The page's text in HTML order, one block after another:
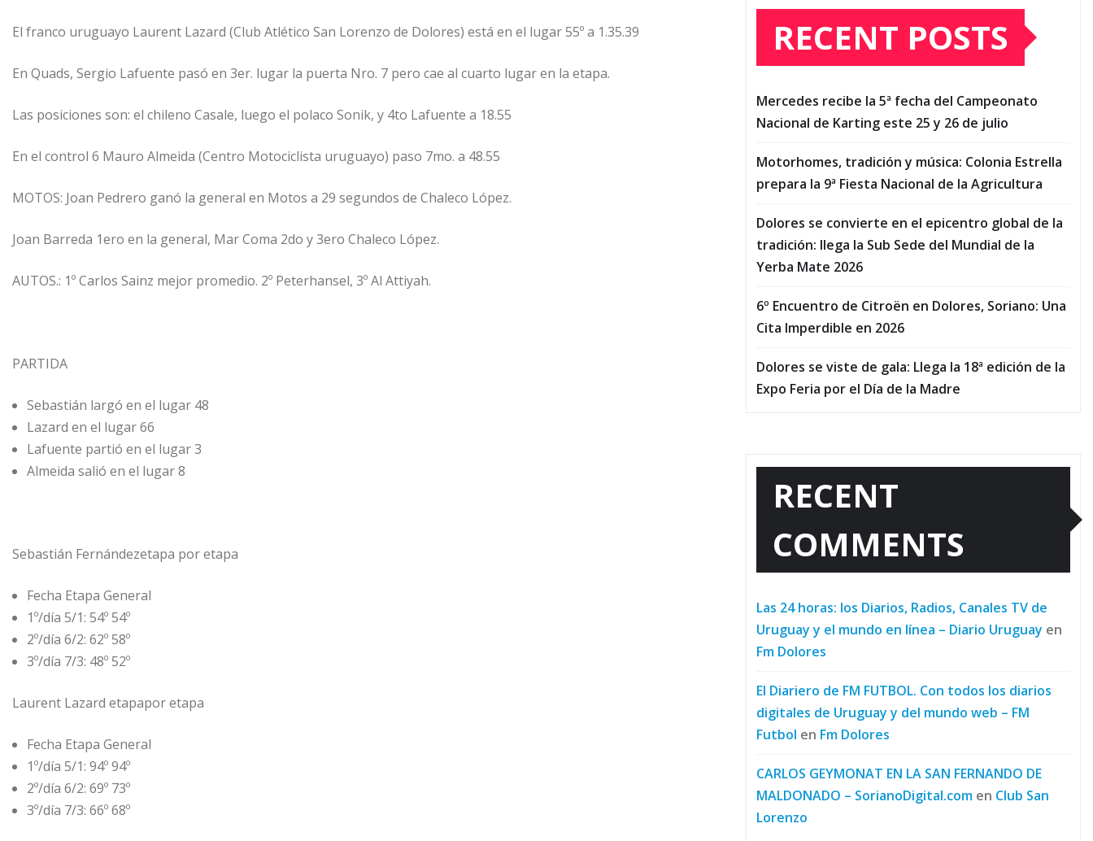
El franco uruguayo Laurent Lazard (Club Atlético San Lorenzo de Dolores) está en el lugar 55º a 1.35.39
En Quads, Sergio Lafuente pasó en 3er. lugar la puerta Nro. 7 pero cae al cuarto lugar en la etapa.
Las posiciones son: el chileno Casale, luego el polaco Sonik, y 4to Lafuente a 18.55
En el control 6 Mauro Almeida (Centro Motociclista uruguayo) paso 7mo. a 48.55
MOTOS: Joan Pedrero ganó la general en Motos a 29 segundos de Chaleco López.
Joan Barreda 1ero en la general, Mar Coma 2do y 3ero Chaleco López.
AUTOS.: 1º Carlos Sainz mejor promedio. 2º Peterhansel, 3º Al Attiyah.
PARTIDA
Sebastián largó en el lugar 48
Lazard en el lugar 66
Lafuente partió en el lugar 3
Almeida salió en el lugar 8
Sebastián Fernándezetapa por etapa
Fecha Etapa General
1º/día 5/1: 54º 54º
2º/día 6/2: 62º 58º
3º/día 7/3: 48º 52º
Laurent Lazard etapapor etapa
Fecha Etapa General
1º/día 5/1: 94º 94º
2º/día 6/2: 69º 73º
3º/día 7/3: 66º 68º
RECENT POSTS
Mercedes recibe la 5ª fecha del Campeonato
Nacional de Karting este 25 y 26 de julio
Motorhomes, tradición y música: Colonia Estrella
prepara la 9ª Fiesta Nacional de la Agricultura
Dolores se convierte en el epicentro global de la
tradición: llega la Sub Sede del Mundial de la
Yerba Mate 2026
6º Encuentro de Citroën en Dolores, Soriano: Una
Cita Imperdible en 2026
Dolores se viste de gala: Llega la 18ª edición de la
Expo Feria por el Día de la Madre
RECENT
COMMENTS
Las 24 horas: los Diarios, Radios, Canales TV de
Uruguay y el mundo en línea – Diario Uruguay en
Fm Dolores
El Diariero de FM FUTBOL. Con todos los diarios
digitales de Uruguay y del mundo web – FM
Futbol en Fm Dolores
CARLOS GEYMONAT EN LA SAN FERNANDO DE
MALDONADO – SorianoDigital.com en Club San
Lorenzo